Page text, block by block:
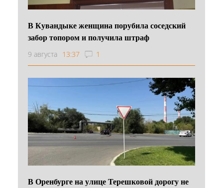
В Кувандыке женщина порубила соседский
забор топором и получила штраф
9 августа 13:37 1
В Оренбурге на улице Терешковой дорогу не